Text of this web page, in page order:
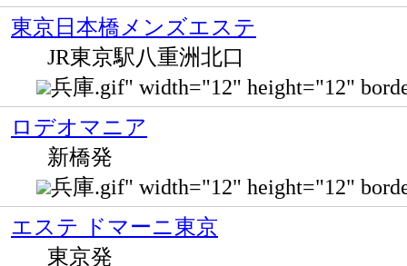
東京日本橋メンズエステ
JR東京駅八重洲北口
兵庫.gif" width="12" height="12"
ロデオマニア
新橋発
兵庫.gif" width="12" height="12"
エステ ドマーニ東京
東京発